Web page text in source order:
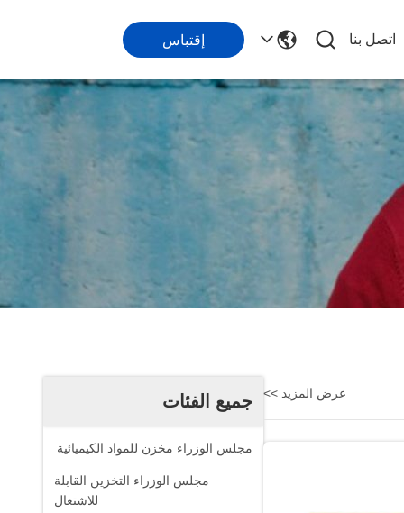
اتصل بنا إقتباس
جميع الفئات
مجلس الوزراء مخزن للمواد الكيميائية
مجلس الوزراء التخزين القابلة
للاشتعال
عرض المزيد >>